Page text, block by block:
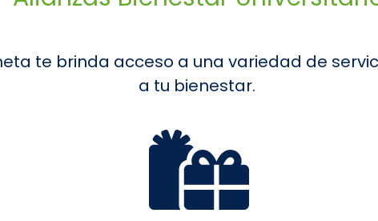
te brinda acceso a una variedad de
a tu bienestar.